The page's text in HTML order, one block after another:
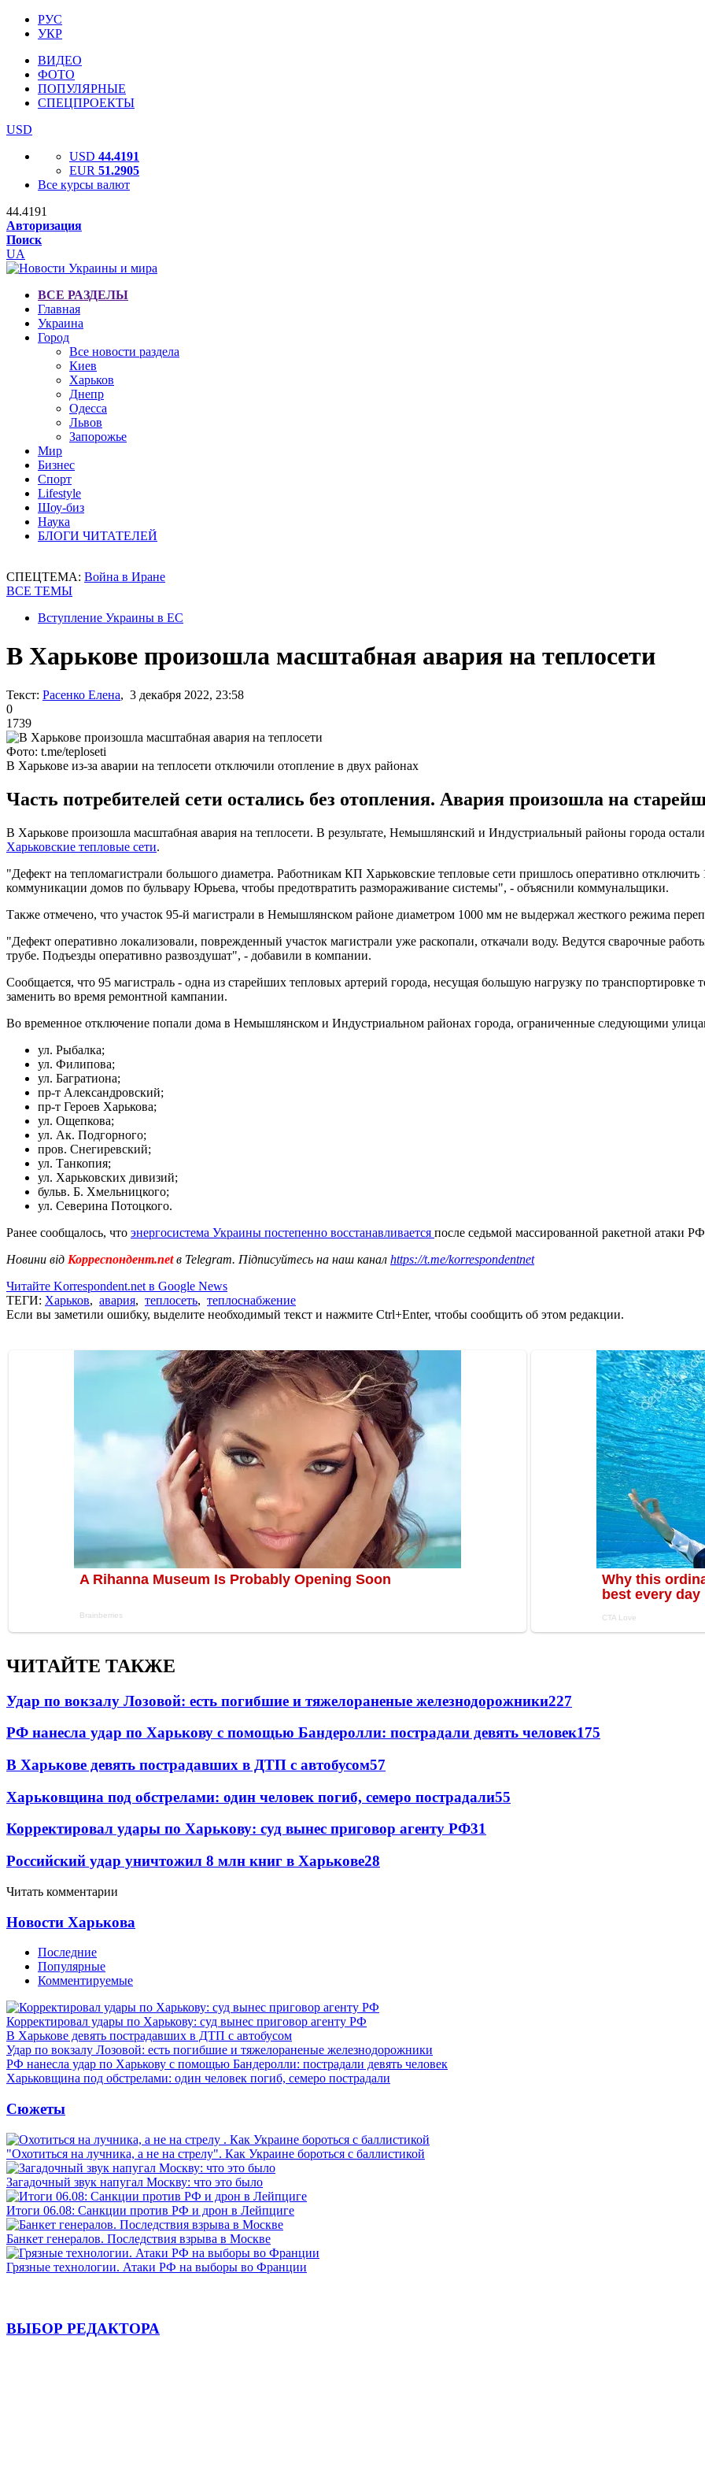
РУС
УКР
ВИДЕО
ФОТО
ПОПУЛЯРНЫЕ
СПЕЦПРОЕКТЫ
USD
USD 44.4191
EUR 51.2905
Все курсы валют
44.4191
Авторизация
Поиск
UA
ВСЕ РАЗДЕЛЫ
Главная
Украина
Город
Все новости раздела
Киев
Харьков
Днепр
Одесса
Львов
Запорожье
Мир
Бизнес
Спорт
Lifestyle
Шоу-биз
Наука
БЛОГИ ЧИТАТЕЛЕЙ
СПЕЦТЕМА: Война в Иране
ВСЕ ТЕМЫ
Вступление Украины в ЕС
В Харькове произошла масштабная авария на теплосети
Текст: Расенко Елена, 3 декабря 2022, 23:58
0
1739
Фото: t.me/teploseti
В Харькове из-за аварии на теплосети отключили отопление в двух районах
Часть потребителей сети остались без отопления. Авария произошла на
В Харькове произошла масштабная авария на теплосети. В результате, Немышлянский и Индустриальный районы города
Харьковские тепловые сети.
"Дефект на тепломагистрали большого диаметра. Работникам КП Харьковские тепловые сети пришлось оперативно отключить
коммуникации домов по бульвару Юрьева, чтобы предотвратить размораживание системы", - объяснили коммунальщики.
Также отмечено, что участок 95-й магистрали в Немышлянском районе диаметром 1000 мм не выдержал жесткого режима
"Дефект оперативно локализовали, поврежденный участок магистрали уже раскопали, откачали воду. Ведутся сварочные
трубе. Подъезды оперативно развоздушат", - добавили в компании.
Сообщается, что 95 магистраль - одна из старейших тепловых артерий города, несущая большую нагрузку по
заменить во время ремонтной кампании.
Во временное отключение попали дома в Немышлянском и Индустриальном районах города, ограниченные следующими
ул. Рыбалка;
ул. Филипова;
ул. Багратиона;
пр-т Александровский;
пр-т Героев Харькова;
ул. Ощепкова;
ул. Ак. Подгорного;
пров. Снегиревский;
ул. Танкопия;
ул. Харьковских дивизий;
бульв. Б. Хмельницкого;
ул. Северина Потоцкого.
Ранее сообщалось, что энергосистема Украины постепенно восстанавливается после седьмой массированной ракетной атаки
Новини від Корреспондент.netв Telegram. Підписуйтесь на наш канал https://t.me/korrespondentnet
Читайте Korrespondent.net в Google News
ТЕГИ: Харьков, авария, теплосеть, теплоснабжение
Если вы заметили ошибку, выделите необходимый текст и нажмите Ctrl+Enter, чтобы сообщить об этом редакции.
ЧИТАЙТЕ ТАКЖЕ
Удар по вокзалу Лозовой: есть погибшие и тяжелораненые железнодорожники227
РФ нанесла удар по Харькову с помощью Бандеролли: пострадали девять человек175
В Харькове девять пострадавших в ДТП с автобусом57
Харьковщина под обстрелами: один человек погиб, семеро пострадали55
Корректировал удары по Харькову: суд вынес приговор агенту РФ31
Российский удар уничтожил 8 млн книг в Харькове28
Читать комментарии
Новости Харькова
Последние
Популярные
Комментируемые
Корректировал удары по Харькову: суд вынес приговор агенту РФ
В Харькове девять пострадавших в ДТП с автобусом
Удар по вокзалу Лозовой: есть погибшие и тяжелораненые железнодорожники
РФ нанесла удар по Харькову с помощью Бандеролли: пострадали девять человек
Харьковщина под обстрелами: один человек погиб, семеро пострадали
Сюжеты
"Охотиться на лучника, а не на стрелу". Как Украине бороться с баллистикой
Загадочный звук напугал Москву: что это было
Итоги 06.08: Санкции против РФ и дрон в Лейпциге
Банкет генералов. Последствия взрыва в Москве
Грязные технологии. Атаки РФ на выборы во Франции
ВЫБОР РЕДАКТОРА